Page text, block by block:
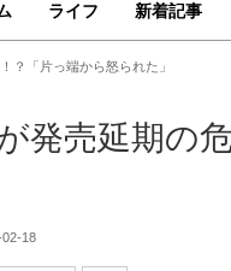
ライフ 新着記事
？「片っ端から怒られた」
発売延期の
18